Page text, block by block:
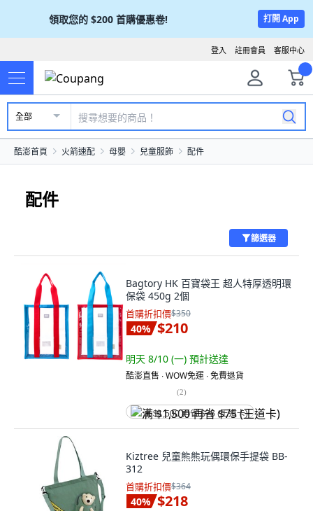
領取您的 $200 首購優惠卷! 打開 App
客服中心
註冊會員
登入
全部
酷澎首頁 火箭速配 母嬰 兒童服飾 配件
配件
篩選器
Bagtory HK 百寶袋王 超人特厚透明環
保袋 450g 2個
首購折扣價$350
40% $210
明天 8/10 (一) 預計送達
酷澎直售 ∙ WOW免運 ∙ 免費退貨
(2)
满 $1,500 再省 $75 (王道卡)
Kiztree 兒童熊熊玩偶環保手提袋 BB-
312
首購折扣價$364
40% $218